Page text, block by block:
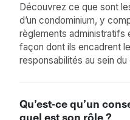
Découvrez ce que sont
d’un condominium, y
règlements administratifs
façon dont ils encadrent
responsabilités au sein du
Qu’est-ce qu’un
quel est son rôle ?